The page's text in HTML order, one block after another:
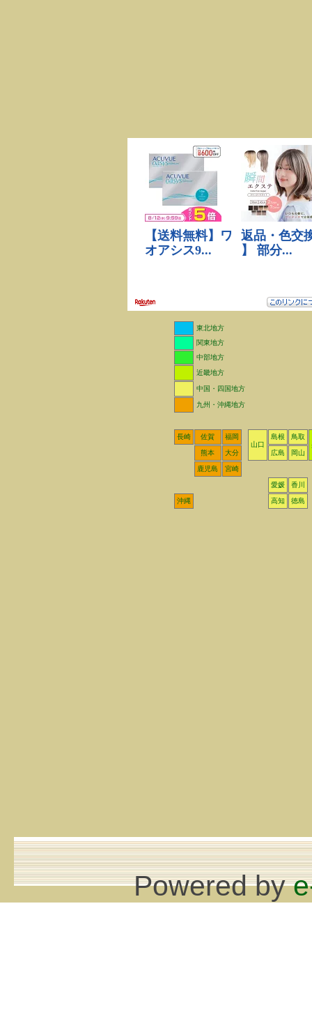
東北地方
関東地方
中部地方
近畿地方
中国・四国地方
九州・沖縄地方
長崎 佐賀
福岡
山口
島根
鳥取
熊本
大分 広島 岡山
鹿児島 宮崎
愛媛 香川
沖縄 高知 徳島
Powered by